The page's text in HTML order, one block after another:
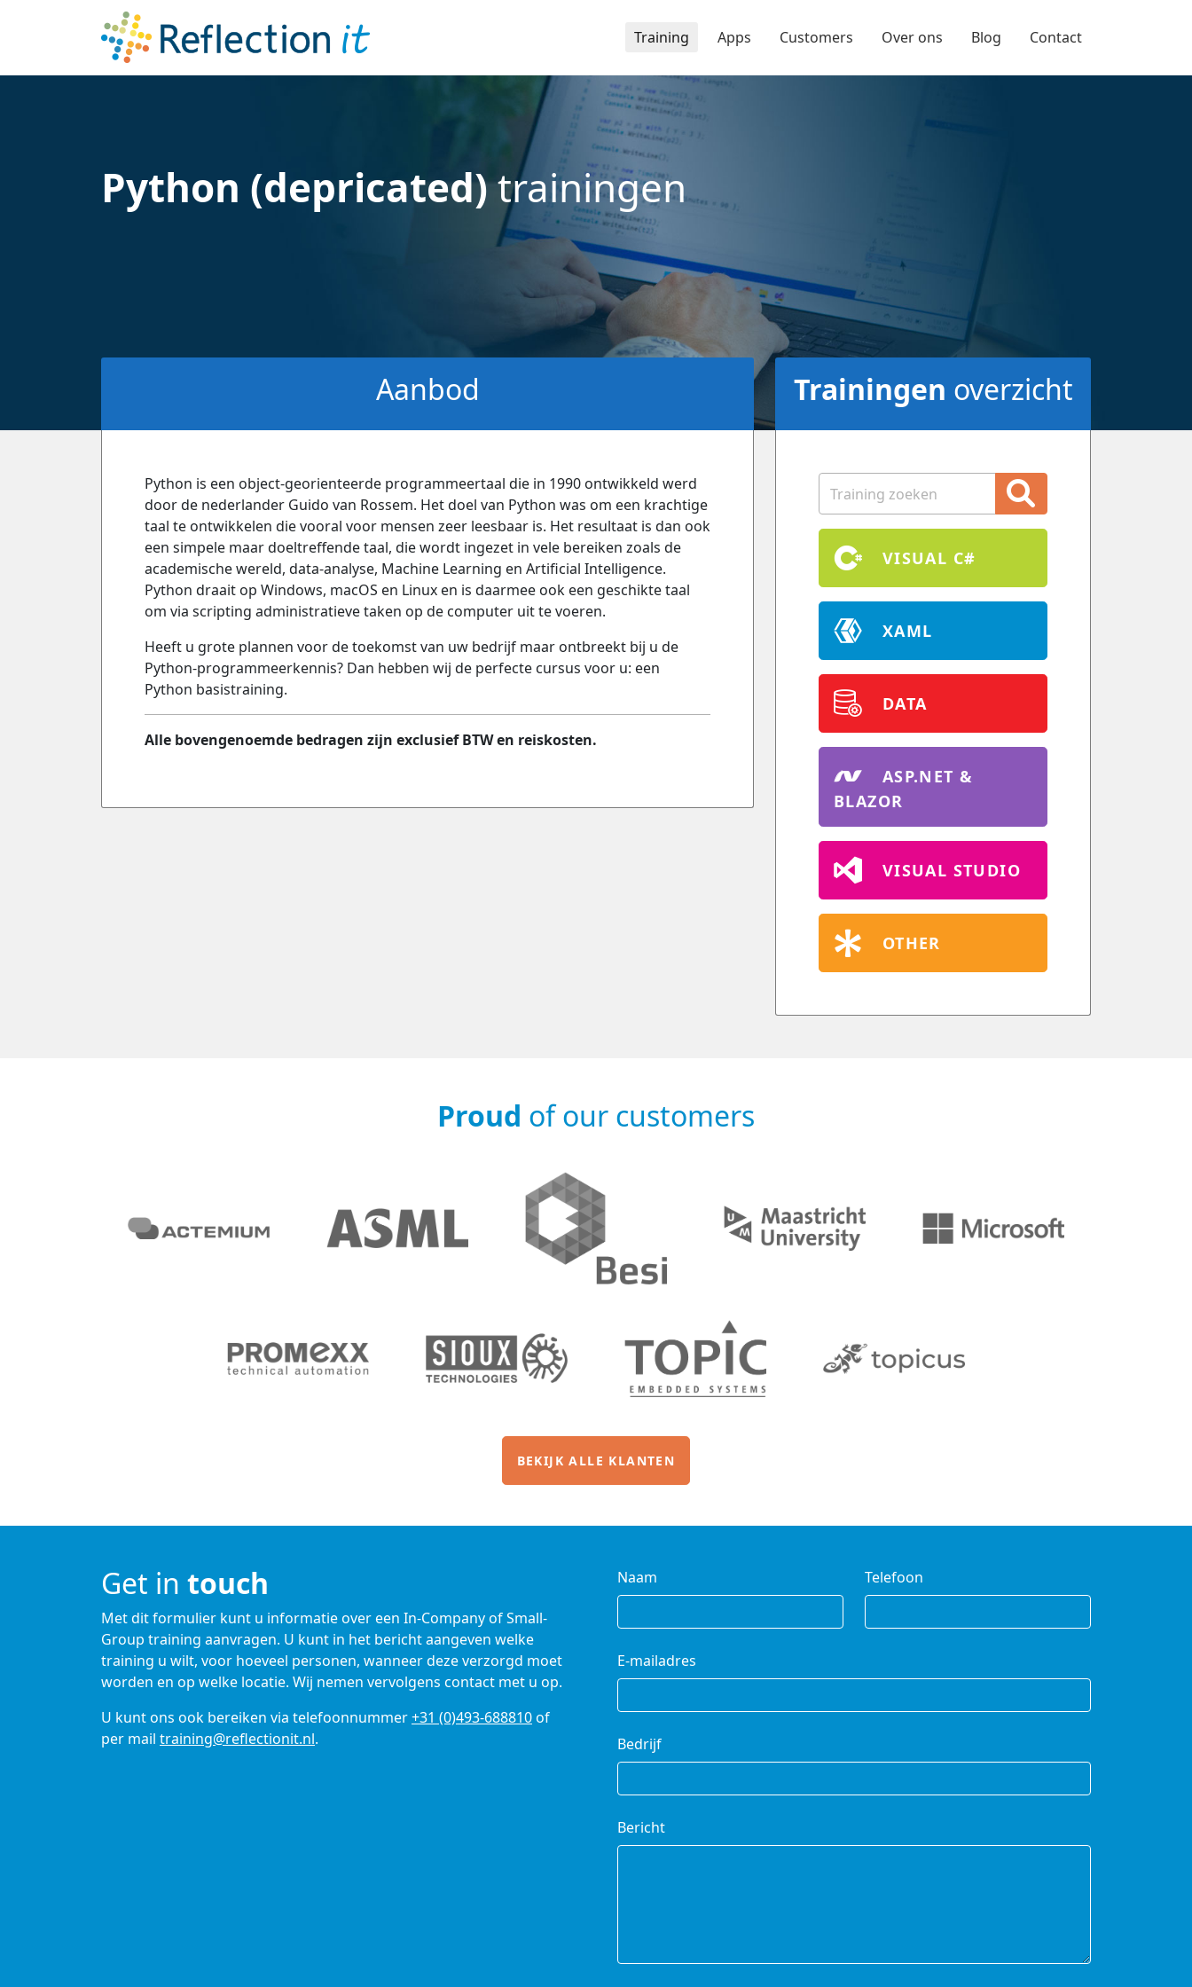
Training Apps Customers Over ons Blog Contact
Python (depricated)trainingen
Aanbod
Python is een object-georienteerde programmeertaal die in 1990 ontwikkeld werd
door de nederlander Guido van Rossem. Het doel van Python was om een krachtige
taal te ontwikkelen die vooral voor mensen zeer leesbaar is. Het resultaat is dan ook
een simpele maar doeltreffende taal, die wordt ingezet in vele bereiken zoals de
academische wereld, data-analyse, Machine Learning en Artificial Intelligence.
Python draait op Windows, macOS en Linux en is daarmee ook een geschikte taal
om via scripting administratieve taken op de computer uit te voeren.
Heeft u grote plannen voor de toekomst van uw bedrijf maar ontbreekt bij u de
Python-programmeerkennis? Dan hebben wij de perfecte cursus voor u: een
Python basistraining.
Alle bovengenoemde bedragen zijn exclusief BTW en reiskosten.
Trainingen overzicht
VISUAL C#
XAML
DATA
ASP.NET &
BLAZOR
VISUAL STUDIO
OTHER
Proud of our customers
BEKIJK ALLE KLANTEN
Get in touch
Met dit formulier kunt u informatie over een In-Company of Small-
Group training aanvragen. U kunt in het bericht aangeven welke
training u wilt, voor hoeveel personen, wanneer deze verzorgd moet
worden en op welke locatie. Wij nemen vervolgens contact met u op.
U kunt ons ook bereiken via telefoonnummer+31 (0)493-688810of
per mail training@reflectionit.nl.
Naam Telefoon
E-mailadres
Bedrijf
Bericht